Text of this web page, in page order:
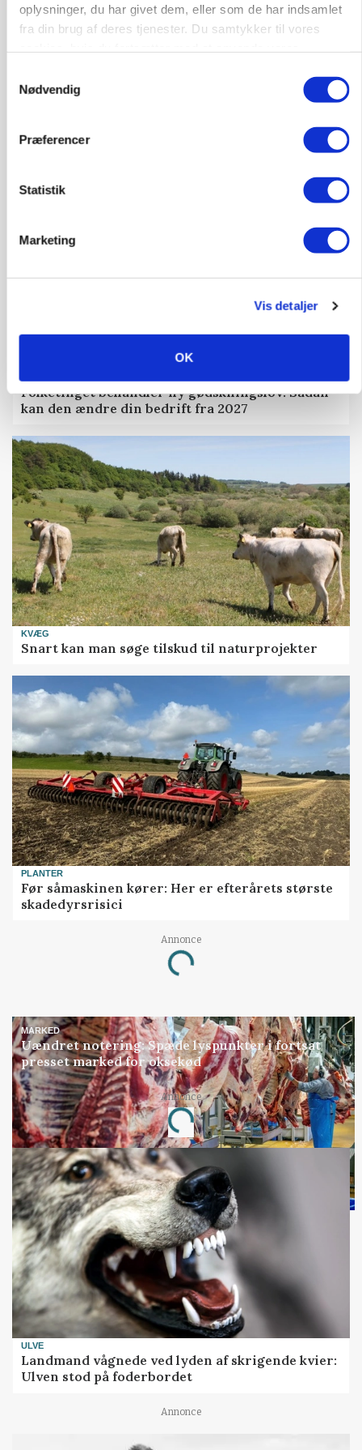
oplysninger, du har givet dem, eller som de har indsamlet
fra din brug af deres tjenester. Du samtykker til vores
Nødvendig
Præferencer
Statistik
Marketing
Vis detaljer
OK
Annonce
gødskningslov
Folketinget behandler ny gødskningslov: Sådan
kan den ændre din bedrift fra 2027
KVÆG
Snart kan man søge tilskud til naturprojekter
PLANTER
Før såmaskinen kører: Her er efterårets største
skadedyrsrisici
Annonce
Loading...
MARKED
Uændret notering: Spæde lyspunkter i fortsat
presset marked for oksekød
Annonce
Loading...
ULVE
Landmand vågnede ved lyden af skrigende kvier:
Ulven stod på foderbordet
Annonce